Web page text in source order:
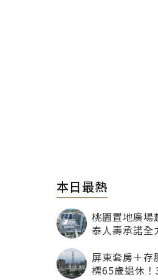
本日最熱
桃園置地廣場
泰人壽承諾全
屏東套房＋
標65歲退休